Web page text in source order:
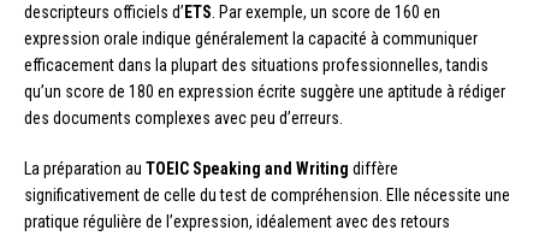
descripteurs officiels d’ETS . Par exemple, un score de 160 en
expression orale indique généralement la capacité à communiquer
efficacement dans la plupart des situations professionnelles, tandis
qu’un score de 180 en expression écrite suggère une aptitude à rédiger
des documents complexes avec peu d’erreurs.
La préparation au TOEIC Speaking and Writing diffère
significativement de celle du test de compréhension. Elle nécessite une
pratique régulière de l’expression, idéalement avec des retours